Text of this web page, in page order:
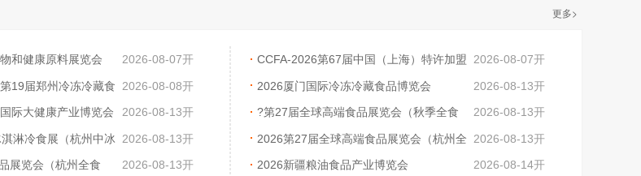
更多>
2026-08-07开
和健康原料展览会 2026-08-07开
CCFA-2026第67届中国（上海）特许加盟
展览会
2026-08-08开
19届郑州冷冻冷藏食
面点、烤肠、火锅烧烤食材）
2026-08-13开
2026厦门国际冷冻冷藏食品博览会
2026-08-13开
际大健康产业博览会 2026-08-13开
?第27届全球高端食品展览会（秋季全食
展）
2026-08-13开
淋冷食展（杭州中冰
2026-08-13开
2026第27届全球高端食品展览会（杭州全
食展）
2026-08-13开
展览会（杭州全食
2026-08-14开
2026新疆粮油食品产业博览会